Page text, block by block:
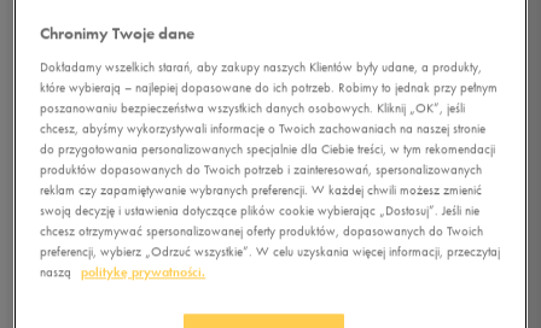
1/1
REEBOK SPODNIE EL FT
Chronimy Twoje dane
Dokładamy wszelkich starań, aby zakupy naszych Klientów były udane, a produkty,
które wybierają – najlepiej dopasowane do ich potrzeb. Robimy to jednak przy pełnym
poszanowaniu bezpieczeństwa wszystkich danych osobowych. Kliknij „OK”, jeśli
chcesz, abyśmy wykorzystywali informacje o Twoich zachowaniach na naszej stronie
do przygotowania personalizowanych specjalnie dla Ciebie treści, w tym rekomendacji
produktów dopasowanych do Twoich potrzeb i zainteresowań, spersonalizowanych
reklam czy zapamiętywanie wybranych preferencji. W każdej chwili możesz zmienić
swoją decyzję i ustawienia dotyczące plików cookie wybierając „Dostosuj”. Jeśli nie
chcesz otrzymywać spersonalizowanej oferty produktów, dopasowanych do Twoich
preferencji, wybierz „Odrzuć wszystkie”. W celu uzyskania więcej informacji, przeczytaj
naszą
politykę prywatności.